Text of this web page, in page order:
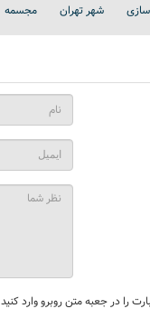
سازی شهر تهران مجسمه
را در جعبه متن روبرو وارد کنید